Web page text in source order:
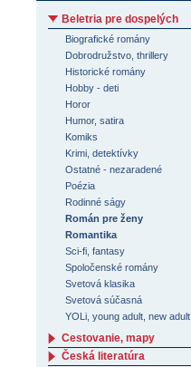
Beletria pre dospelých
Biografické romány
Dobrodružstvo, thrillery
Historické romány
Hobby - deti
Horor
Humor, satira
Komiks
Krimi, detektívky
Ostatné - nezaradené
Poézia
Rodinné ságy
Román pre ženy
Romantika
Sci-fi, fantasy
Spoločenské romány
Svetová klasika
Svetová súčasná
YOLi, young adult, new adult
Cestovanie, mapy
Česká literatúra